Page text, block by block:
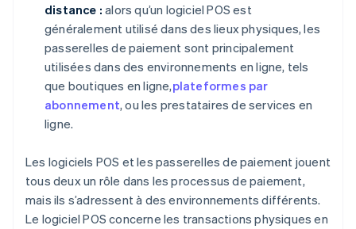
distance : alors qu’un logiciel POS est
généralement utilisé dans des lieux physiques, les
passerelles de paiement sont principalement
utilisées dans des environnements en ligne, tels
que boutiques en ligne,plateformes par
abonnement, ou les prestataires de services en
ligne.
Les logiciels POS et les passerelles de paiement jouent
tous deux un rôle dans les processus de paiement,
mais ils s’adressent à des environnements différents.
Le logiciel POS concerne les transactions physiques en